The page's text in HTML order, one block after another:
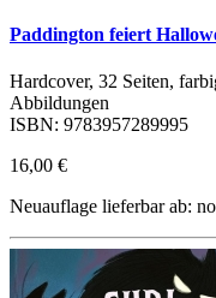
Paddington feiert
Hardcover, 32 Seiten,
Abbildungen
ISBN: 9783957289995
16,00 €
Neuauflage lieferbar ab: